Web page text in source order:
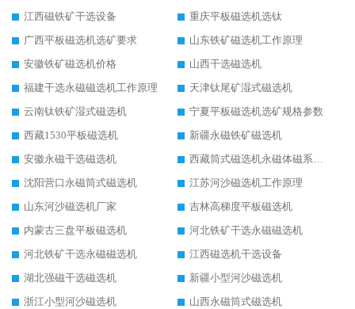
江西磁铁矿干选设备
重庆平板磁选机选钛
广西平板磁选机选矿要求
山东铁矿磁选机工作原理
安徽铁矿磁选机价格
山西干选磁选机
福建干选永磁磁选机工作原理
天津钛尾矿湿式磁选机
云南钛铁矿湿式磁选机
宁夏平板磁选机选矿规格参数
西藏1530平板磁选机
新疆永磁铁矿磁选机
安徽永磁干选磁选机
西藏筒式磁选机永磁体磁系设计
沈阳营口永磁筒式磁选机
江苏河沙磁选机工作原理
山东河沙磁选机厂家
吉林高梯度平板磁选机
内蒙古三盘平板磁选机
河北铁矿干选永磁磁选机
河北铁矿干选永磁磁选机
江西磁选机干选设备
湖北强磁干选磁选机
新疆小型河沙磁选机
浙江小型河沙磁选机
山西永磁筒式磁选机